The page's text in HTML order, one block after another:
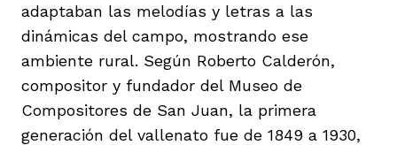
adaptaban las melodías y letras a las
dinámicas del campo, mostrando ese
ambiente rural. Según Roberto Calderón,
compositor y fundador del Museo de
Compositores de San Juan, la primera
generación del vallenato fue de 1849 a 1930,